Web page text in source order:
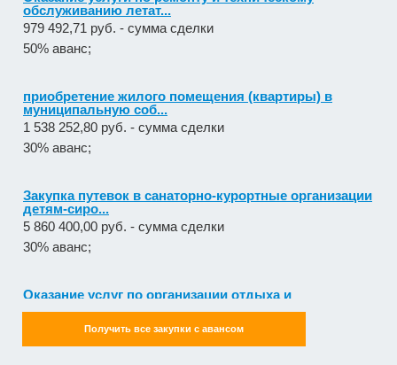
приобретение жилого помещения (квартиры) в
муниципальную соб...
1 538 252,80 руб. - сумма сделки
Закупка путевок в санаторно-курортные организации
детям-сиро...
5 860 400,00 руб. - сумма сделки
Оказание услуг по организации отдыха и
оздоровления детей из...
2 558 571,60 руб. - сумма сделки
(профильные) ла...
3 241 482,30 руб. - сумма сделки
Получить все закупки с авансом